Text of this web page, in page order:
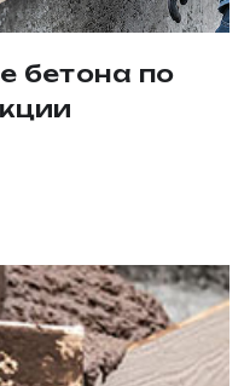
бетона по